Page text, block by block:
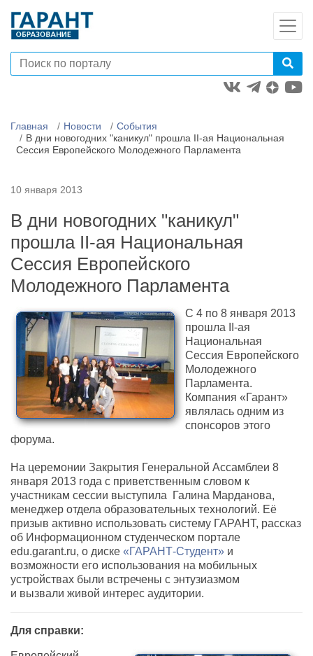
Главная Новости
События
В дни новогодних "каникул" прошла II-ая Национальная
Сессия Европейского Молодежного Парламента
10 января 2013
В дни новогодних "каникул"
прошла II-ая Национальная
Сессия Европейского
Молодежного Парламента
С 4 по 8 января 2013
прошла II-ая
Национальная
Сессия Европейского
Молодежного
Парламента.
Компания «Гарант»
являлась одним из
спонсоров этого
форума.
На церемонии Закрытия Генеральной Ассамблеи 8
января 2013 года с приветственным словом к
участникам сессии выступила Галина Марданова,
менеджер отдела образовательных технологий. Её
призыв активно использовать систему ГАРАНТ, рассказ
об Информационном студенческом портале
edu.garant.ru, о диске «ГАРАНТ-Студент» и
возможности его использования на мобильных
устройствах были встречены с энтузиазмом
и вызвали живой интерес аудитории.
Для справки: